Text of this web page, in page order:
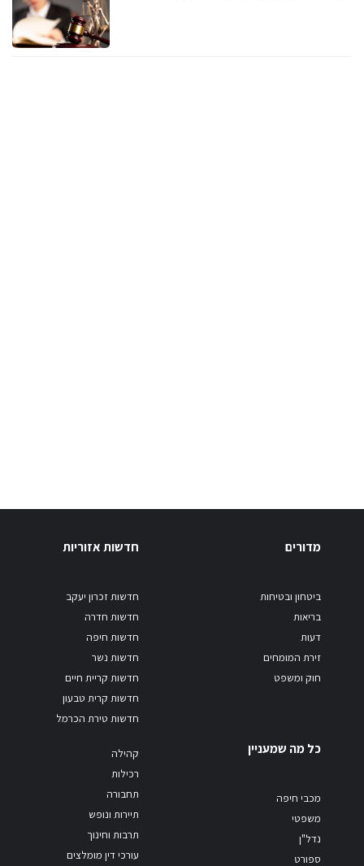
מדורים
ביטחון ובטיחות
בריאות
דעות
זירת המומחים
חוק ומשפט
חדשות אזוריות
חדשות זכרון יעקב
חדשות חדרה
חדשות חיפה
חדשות נשר
חדשות קריית חיים
חדשות קרית טבעון
חדשות טירת הכרמל
כל מה שמעניין
מכבי חיפה
משפטי
נדל"ן
ספורט
קהילה
רכילות
תחבורה
תיירות ונופש
תרבות וחינוך
עורכי דין מומלצים